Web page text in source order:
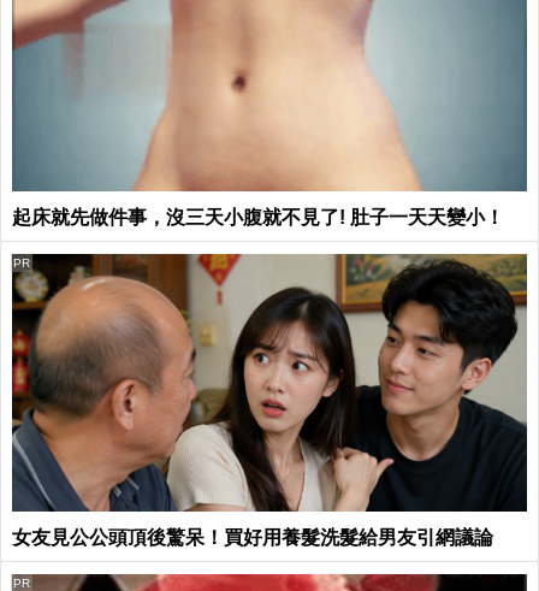
起床就先做件事，沒三天小腹就不見了! 肚子一天天變小！
女友見公公頭頂後驚呆！買好用養髮洗髮給男友引網議論
PR
PR